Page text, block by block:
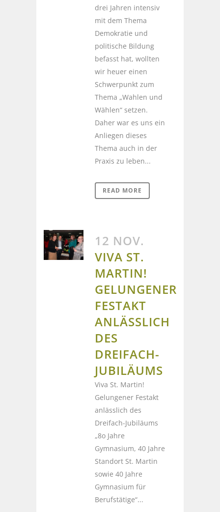
drei Jahren intensiv
mit dem Thema
Demokratie und
politische Bildung
befasst hat, wollten
wir heuer einen
Schwerpunkt zum
Thema „Wahlen und
Wählen“ setzen.
Daher war es uns ein
Anliegen dieses
Thema auch in der
Praxis zu leben...
READ MORE
12 NOV.
VIVA ST.
MARTIN!
GELUNGENER
FESTAKT
ANLÄSSLICH
DES
DREIFACH-
JUBILÄUMS
Viva St. Martin!
Gelungener Festakt
anlässlich des
Dreifach-Jubiläums
„8o Jahre
Gymnasium, 40 Jahre
Standort St. Martin
sowie 40 Jahre
Gymnasium für
Berufstätige“...